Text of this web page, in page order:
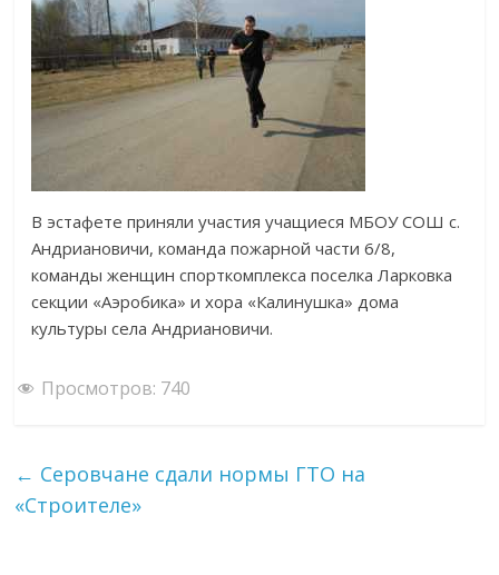
В эстафете приняли участия учащиеся МБОУ СОШ с.
Андриановичи, команда пожарной части 6/8,
команды женщин спорткомплекса поселка Ларковка
секции «Аэробика» и хора «Калинушка» дома
культуры села Андриановичи.
Просмотров: 740
← Серовчане сдали нормы ГТО на
«Строителе»